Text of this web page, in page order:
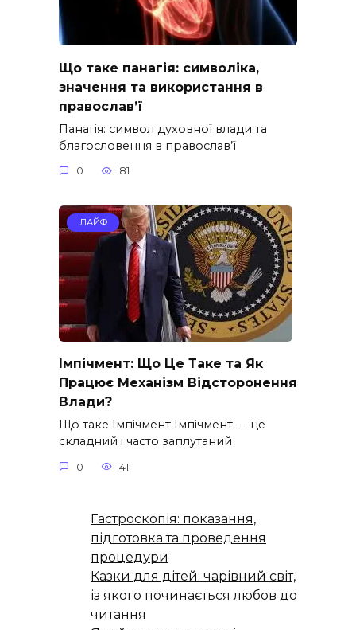
Що таке панагія: символіка,
значення та використання в
православ’ї
Панагія: символ духовної влади та
благословення в православ’ї
0 81
ЛАЙФ
Імпічмент: Що Це Таке та Як
Працює Механізм Відсторонення
Влади?
Що таке Імпічмент Імпічмент — це
складний і часто заплутаний
0 41
Гастроскопія: показання,
підготовка та проведення
процедури
Казки для дітей: чарівний світ,
із якого починається любов до
читання